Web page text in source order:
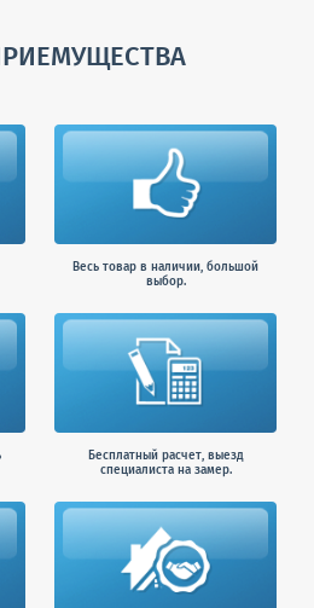
Весь товар в наличии, большой
выбор.
Бесплатный расчет, выезд
специалиста на замер.